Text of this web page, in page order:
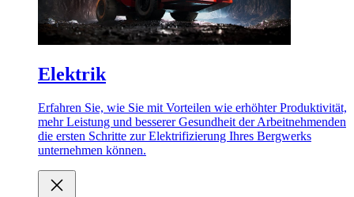
Elektrik
Erfahren Sie, wie Sie mit Vorteilen wie erhöhter Produktivität,
mehr Leistung und besserer Gesundheit der Arbeitnehmenden
die ersten Schritte zur Elektrifizierung Ihres Bergwerks
unternehmen können.